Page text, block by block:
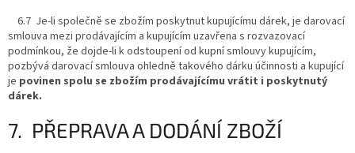
6.7 Je-li společně se zbožím poskytnut kupujícímu dárek, je darovací
smlouva mezi prodávajícím a kupujícím uzavřena s rozvazovací
podmínkou, že dojde-li k odstoupení od kupní smlouvy kupujícím,
pozbývá darovací smlouva ohledně takového dárku účinnosti a kupující
je povinen spolu se zbožím prodávajícímu vrátit i poskytnutý
dárek.
7. PŘEPRAVA A DODÁNÍ ZBOŽÍ